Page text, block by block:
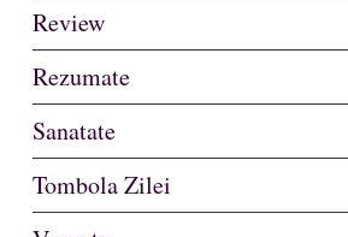
Review
Rezumate
Sanatate
Tombola Zilei